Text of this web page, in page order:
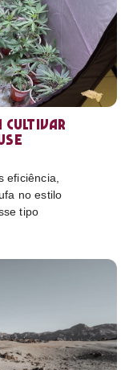
cultivar
eficiência,
no estilo
tipo